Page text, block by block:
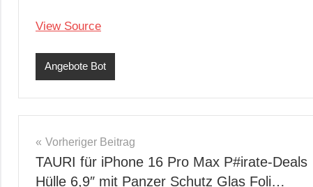
View Source
Angebote Bot
Beitragsnavigation
Vorheriger Beitrag
TAURI für iPhone 16 Pro Max P#irate-Deals
Hülle 6,9″ mit Panzer Schutz Glas Foli…